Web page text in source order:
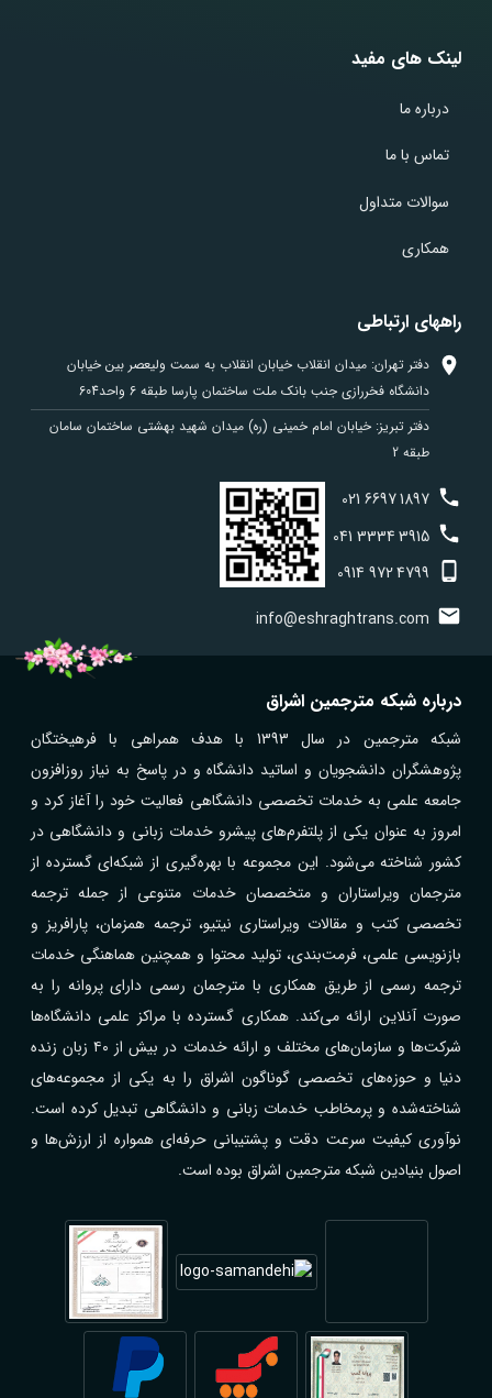
لینک های مفید
درباره ما
تماس با ما
سوالات متداول
همکاری
راههای ارتباطی
دفتر تهران: میدان انقلاب خیابان انقلاب به سمت ولیعصر بین خیابان
دانشگاه فخررازی جنب بانک ملت ساختمان پارسا طبقه 6 واحد604
دفتر تبریز: خیابان امام خمینی (ره) میدان شهید بهشتی ساختمان سامان
طبقه 2
021 66971897
041 33343915
0914 9724799
info@eshraghtrans.com
درباره شبکه مترجمین اشراق
شبکه مترجمین در سال 1393 با هدف همراهی با فرهیختگان
پژوهشگران دانشجویان و اساتید دانشگاه و در پاسخ به نیاز روزافزون
جامعه علمی به خدمات تخصصی دانشگاهی فعالیت خود را آغاز کرد و
امروز به عنوان یکی از پلتفرم‌های پیشرو خدمات زبانی و دانشگاهی در
کشور شناخته می‌شود. این مجموعه با بهره‌گیری از شبکه‌ای گسترده از
مترجمان ویراستاران و متخصصان خدمات متنوعی از جمله ترجمه
تخصصی کتب و مقالات ویراستاری نیتیو، ترجمه همزمان، پارافریز و
بازنویسی علمی، فرمت‌بندی، تولید محتوا و همچنین هماهنگی خدمات
ترجمه رسمی از طریق همکاری با مترجمان رسمی دارای پروانه را به
صورت آنلاین ارائه می‌کند. همکاری گسترده با مراکز علمی دانشگاه‌ها
شرکت‌ها و سازمان‌های مختلف و ارائه خدمات در بیش از ۴۰ زبان زنده
دنیا و حوزه‌های تخصصی گوناگون اشراق را به یکی از مجموعه‌های
شناخته‌شده و پرمخاطب خدمات زبانی و دانشگاهی تبدیل کرده است.
نوآوری کیفیت سرعت دقت و پشتیبانی حرفه‌ای همواره از ارزش‌ها و
اصول بنیادین شبکه مترجمین اشراق بوده است.